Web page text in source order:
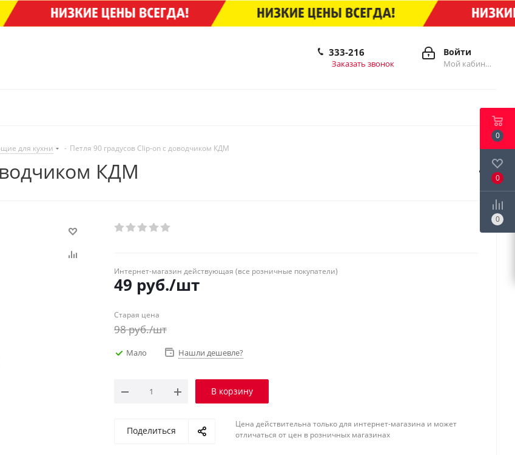
Войти
Мой кабинет
333-216
Заказать звонок
для кухни - Петля 90 градусов Clip-on с доводчиком КДМ
КДМ
Интернет-магазин действующая (все розничные покупатели)
49 руб./шт
Старая цена
98руб./шт
Мало Нашли дешевле?
В корзину
Поделиться
Цена действительна только для интернет-магазина и может
отличаться от цен в розничных магазинах
0
0
0